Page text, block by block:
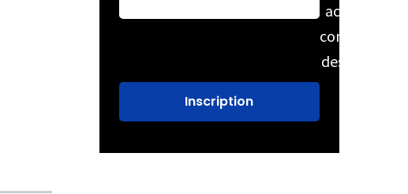
accepter la
conservation
des données